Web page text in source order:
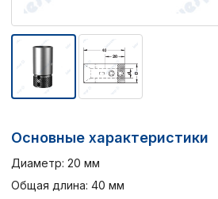
Основные характеристики
Диаметр: 20 мм
Общая длина: 40 мм